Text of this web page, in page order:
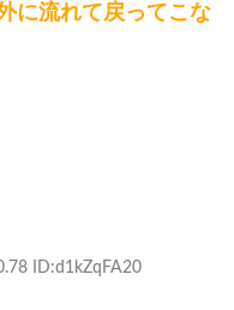
に流れて戻ってこな
ID:d1kZqFA20